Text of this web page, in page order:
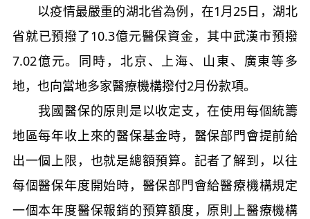
以疫情最嚴重的湖北省為例，在1月25日，湖北
省就已預撥了10.3億元醫保資金，其中武漢市預撥
7.02億元。同時，北京、上海、山東、廣東等多
地，也向當地多家醫療機構撥付2月份款項。
我國醫保的原則是以收定支，在使用每個統籌
地區每年收上來的醫保基金時，醫保部門會提前給
出一個上限，也就是總額預算。記者了解到，以往
每個醫保年度開始時，醫保部門會給醫療機構規定
一個本年度醫保報銷的預算額度，原則上醫療機構